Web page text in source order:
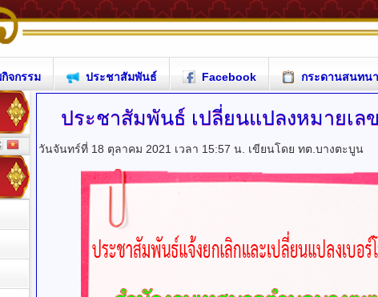
จกรรม ประชาสัมพันธ์ Facebook กระดานสนทนา
ประชาสัมพันธ์ เปลี่ยนแปลงหมายเล
วันจันทร์ที่ 18 ตุลาคม 2021 เวลา 15:57 น. เขียนโดย ทต.บางตะบูน